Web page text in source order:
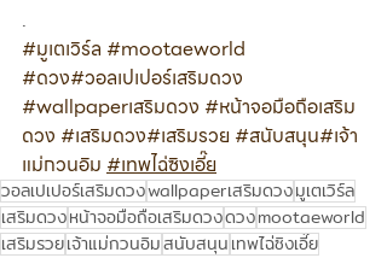
.
#มูเตเวิร์ล #mootaeworld
#ดวง#วอลเปเปอร์เสริมดวง
#wallpaperเสริมดวง #หน้าจอมือถือเสริม
ดวง #เสริมดวง#เสริมรวย #สนับสนุน#เจ้า
แม่กวนอิม #เทพไฉ่ซิงเอี๊ย
วอลเปเปอร์เสริมดวงwallpaperเสริมดวงมูเตเวิร์ล
เสริมดวงหน้าจอมือถือเสริมดวงดวงmootaeworld
เสริมรวยเจ้าแม่กวนอิมสนับสนุนเทพไฉ่ซิงเอี๊ย